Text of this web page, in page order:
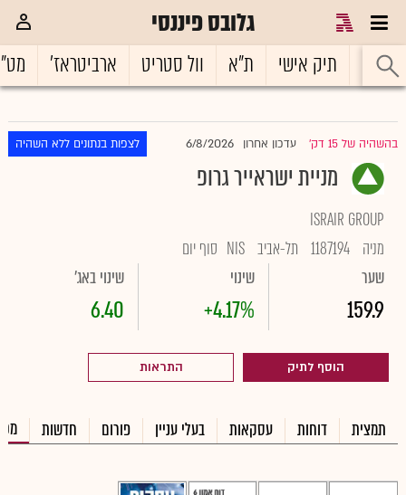
גלובס פיננסי
ראשי תיק אישי ת"א וול סטריט ארביטראז'
בהשהיה של 15 דק' עדכון אחרון 6/8/2026 לצפות בנתונים ללא השהיה
מניית ישראייר גרופ
ISRAIR GROUP
מניה 1187194 תל-אביב NIS סוף יום
שער
159.9
שינוי
+4.17%
שינוי באג'
6.40
הוסף לתיק התראות
תמצית דוחות עסקאות בעלי עניין פורום חדשות